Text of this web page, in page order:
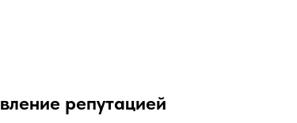
репутацией